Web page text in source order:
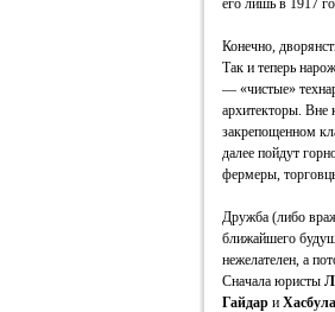
его лишь в 1917
Конечно,
Так и теперь
— «чистые»
архитекторы. Вне
закрепощенном
далее пойдут
фермеры,
Дружба (либо
ближайшего
нежелателен, а
Сначала юристы
Гайдар и